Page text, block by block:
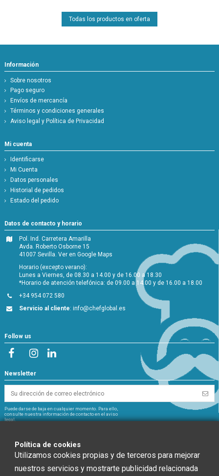
Todas los productos en oferta
Información
Sobre nosotros
Pago seguro
Envíos de mercancía
Términos y condiciones generales
Aviso legal y Política de Privacidad
Mi cuenta
Identificarse
Mi Cuenta
Datos personales
Historial de pedidos
Estado del pedido
Datos de contacto y horario
Pol. Ind. Carretera Amarilla
Avda. Roberto Osborne 15
41007 Sevilla.Ver en Google Maps
Horario (excepto verano):
Lunes a Viernes, de 08.30 a 14.00 y de 16.00 a 18.30
*Horario de atención telefónica: de 09.00 a 14.00 y de 16.00 a 18.00
+34 954 072 580
Servicio al cliente:info@chefglobal.es
Follow us
Newsletter
Puede darse de baja en cualquier momento. Para ello,
consulte nuestra información de contacto en el aviso
legal.
Política de cookies
Utilizamos cookies propias y de terceros para mejorar
nuestros servicios y mostrarte publicidad relacionada